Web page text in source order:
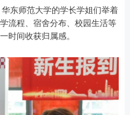
华东师范大学的学长学姐们举着
流程、宿舍分布、校园生活等
时间收获归属感。